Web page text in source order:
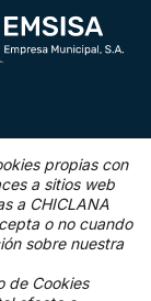
propias con
a sitios web
a CHICLANA
o no cuando
sobre nuestra
de Cookies